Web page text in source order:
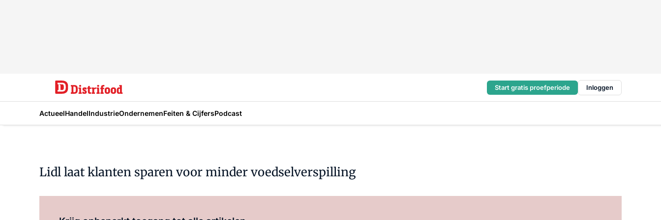
Start gratis proefperiode Inloggen
ActueelHandelIndustrieOndernemenFeiten & CijfersPodcast
Lidl laat klanten sparen voor minder voedselverspilling